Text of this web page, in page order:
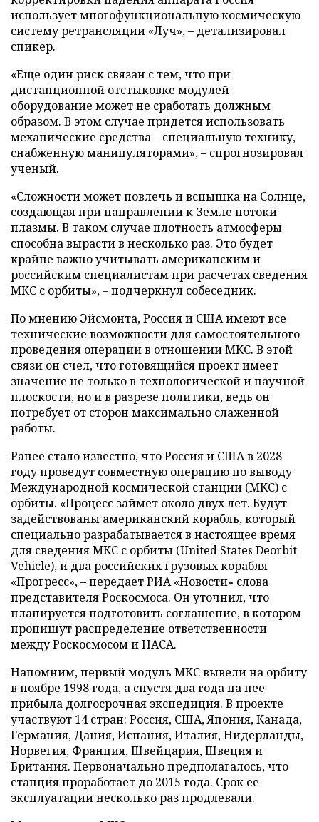
использует многофункциональную космическую
систему ретрансляции «Луч», – детализировал
спикер.
«Еще один риск связан с тем, что при
дистанционной отстыковке модулей
оборудование может не сработать должным
образом. В этом случае придется использовать
механические средства – специальную технику,
снабженную манипуляторами», – спрогнозировал
ученый.
«Сложности может повлечь и вспышка на Солнце,
создающая при направлении к Земле потоки
плазмы. В таком случае плотность атмосферы
способна вырасти в несколько раз. Это будет
крайне важно учитывать американским и
российским специалистам при расчетах сведения
МКС с орбиты», – подчеркнул собеседник.
По мнению Эйсмонта, Россия и США имеют все
технические возможности для самостоятельного
проведения операции в отношении МКС. В этой
связи он счел, что готовящийся проект имеет
значение не только в технологической и научной
плоскости, но и в разрезе политики, ведь он
потребует от сторон максимально слаженной
работы.
Ранее стало известно, что Россия и США в 2028
годупроведут совместную операцию по выводу
Международной космической станции (МКС) с
орбиты. «Процесс займет около двух лет. Будут
задействованы американский корабль, который
специально разрабатывается в настоящее время
для сведения МКС с орбиты (United States Deorbit
Vehicle), и два российских грузовых корабля
«Прогресс», – передаетРИА «Новости» слова
представителя Роскосмоса. Он уточнил, что
планируется подготовить соглашение, в котором
пропишут распределение ответственности
между Роскосмосом и НАСА.
Напомним, первый модуль МКС вывели на орбиту
в ноябре 1998 года, а спустя два года на нее
прибыла долгосрочная экспедиция. В проекте
участвуют 14 стран: Россия, США, Япония, Канада,
Германия, Дания, Испания, Италия, Нидерланды,
Норвегия, Франция, Швейцария, Швеция и
Британия. Первоначально предполагалось, что
станция проработает до 2015 года. Срок ее
эксплуатации несколько раз продлевали.